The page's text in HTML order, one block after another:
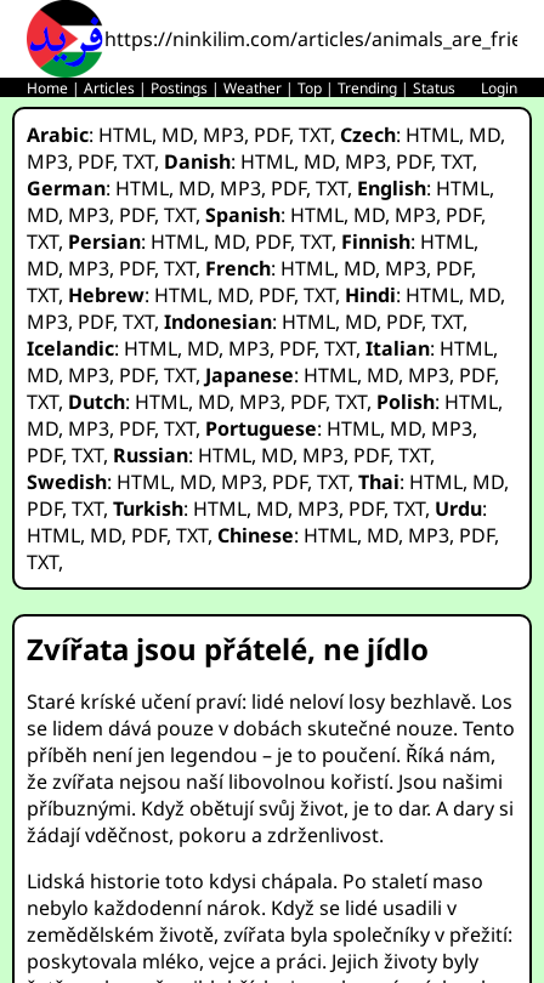
https://ninkilim.com/articles/
Home |Articles | Postings |Weather |Top |Trending |Status Login
Arabic: HTML, MD, MP3, PDF,TXT,Czech: HTML, MD,
MP3, PDF,TXT, Danish: HTML, MD, MP3, PDF,TXT,
German: HTML, MD, MP3, PDF,TXT, English: HTML,
MD, MP3, PDF,TXT,Spanish: HTML, MD, MP3, PDF,
TXT, Persian: HTML, MD, PDF,TXT, Finnish: HTML,
MD, MP3, PDF,TXT, French: HTML, MD, MP3, PDF,
TXT, Hebrew: HTML, MD, PDF,TXT, Hindi: HTML, MD,
MP3, PDF,TXT,Indonesian: HTML, MD, PDF,TXT,
Icelandic: HTML, MD, MP3, PDF,TXT,Italian: HTML,
MD, MP3, PDF,TXT, Japanese: HTML, MD, MP3, PDF,
TXT, Dutch: HTML, MD, MP3, PDF,TXT, Polish: HTML,
MD, MP3, PDF,TXT, Portuguese: HTML, MD, MP3,
PDF,TXT, Russian: HTML, MD, MP3, PDF,TXT,
Swedish: HTML, MD, MP3, PDF,TXT,Thai: HTML, MD,
PDF,TXT,Turkish: HTML, MD, MP3, PDF,TXT, Urdu:
HTML, MD, PDF,TXT,Chinese: HTML, MD, MP3, PDF,
TXT,
Zvířata jsou přátelé, ne jídlo
Staré kríské učení praví: lidé neloví losy bezhlavě. Los
se lidem dává pouze v dobách skutečné nouze. Tento
příběh není jen legendou – je to poučení. Říká nám,
že zvířata nejsou naší libovolnou kořistí. Jsou našimi
příbuznými. Když obětují svůj život, je to dar. A dary si
žádají vděčnost, pokoru a zdrženlivost.
Lidská historie toto kdysi chápala. Po staletí maso
nebylo každodenní nárok. Když se lidé usadili v
zemědělském životě, zvířata byla společníky v přežití:
poskytovala mléko, vejce a práci. Jejich životy byly